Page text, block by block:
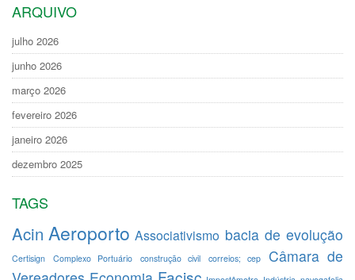
ARQUIVO
julho 2026
junho 2026
março 2026
fevereiro 2026
janeiro 2026
dezembro 2025
TAGS
Acin Aeroporto Associativismo bacia de evolução
Certisign Complexo Portuário construção civil correios; cep
Câmara de